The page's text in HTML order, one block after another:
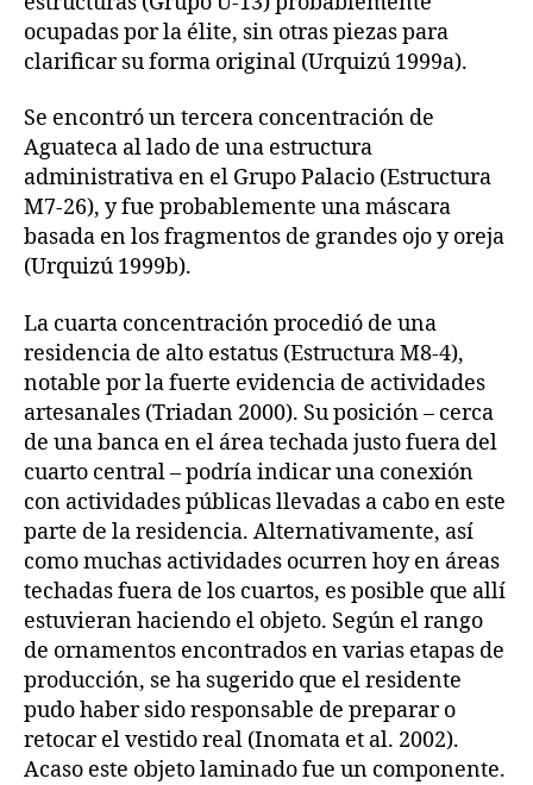
ocupadas por la élite, sin otras piezas para
clarificar su forma original (Urquizú 1999a).
Se encontró un tercera concentración de
Aguateca al lado de una estructura
administrativa en el Grupo Palacio (Estructura
M7-26), y fue probablemente una máscara
basada en los fragmentos de grandes ojo y oreja
(Urquizú 1999b).
La cuarta concentración procedió de una
residencia de alto estatus (Estructura M8-4),
notable por la fuerte evidencia de actividades
artesanales (Triadan 2000). Su posición – cerca
de una banca en el área techada justo fuera del
cuarto central – podría indicar una conexión
con actividades públicas llevadas a cabo en este
parte de la residencia. Alternativamente, así
como muchas actividades ocurren hoy en áreas
techadas fuera de los cuartos, es posible que allí
estuvieran haciendo el objeto. Según el rango
de ornamentos encontrados en varias etapas de
producción, se ha sugerido que el residente
pudo haber sido responsable de preparar o
retocar el vestido real (Inomata et al. 2002).
Acaso este objeto laminado fue un componente.